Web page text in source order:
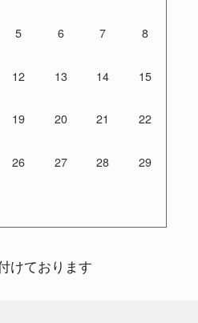
5 6 7 8
12 13 14 15
19 20 21 22
26 27 28 29
けております